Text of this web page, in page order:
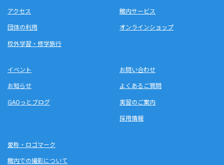
アクセス
団体の利用
校外学習・修学旅行
館内サービス
オンラインショップ
イベント
お知らせ
GAOっとブログ
お問い合わせ
よくあるご質問
実習のご案内
採用情報
愛称・ロゴマーク
館内での撮影について